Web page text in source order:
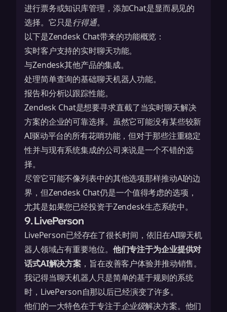
进行票务或知识库管理，添加Chat是显而易见的
选择。它只是行得通。
以下是Zendesk Chat带来的功能概览：
实时客户支持的实时聊天功能。
与Zendesk其他产品的集成。
处理简单查询的基础聊天机器人功能。
报告和分析以跟踪性能。
Zendesk Chat是想要寻求直截了当实时聊天解决
方案的企业的可靠选择。虽然它可能没有某些较新
AI驱动平台的所有花哨功能，但对于那些注重稳定
性并与现有系统集成的公司来说是一个不错的选
择。
尽管它可能不像列表中的其他选项那样推动AI的边
界，但Zendesk Chat仍是一个值得考虑的选项，
尤其是如果您已经投资于Zendesk生态系统中。
9. LivePerson
LivePerson已经存在了很长时间，依旧在AI聊天机
器人领域占有重要地位。 他们专注于为企业提供对
话式AI解决方案 ，旨在改善客户体验并推动销售。
我记得当聊天机器人只是简单的基于规则的系统
时，LivePerson自那以后已经演变了许多。
他们的一大特色在于专注于企业级解决方案。他们